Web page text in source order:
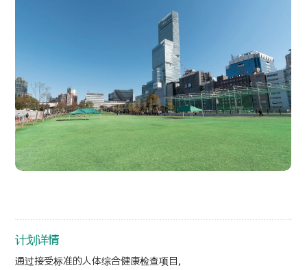
就诊流程
医疗项目检索
按部位・疾病搜索
按检查・术式・
治疗方法搜索
新闻
计划详情
通过接受标准的人体综合健康检查项目，